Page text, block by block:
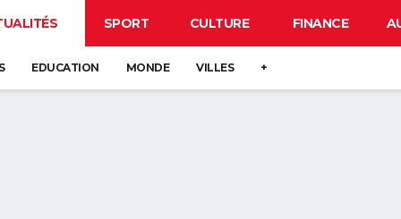
SPORT CULTURE FINANCE
EDUCATION MONDE VILLES +